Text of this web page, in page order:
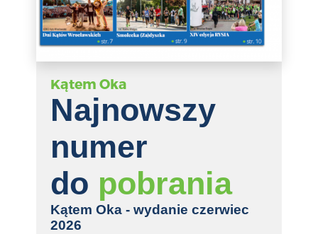
Kątem Oka
Najnowszy
numer
do pobrania
Kątem Oka - wydanie czerwiec
2026